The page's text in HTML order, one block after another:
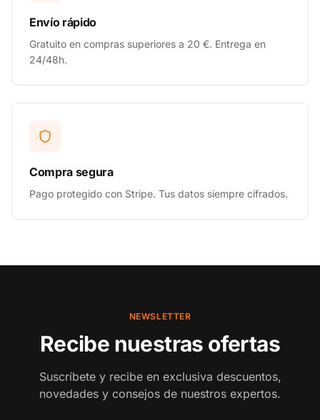
Envío rápido
Gratuito en compras superiores a 20 €. Entrega en
24/48h.
Compra segura
Pago protegido con Stripe. Tus datos siempre cifrados.
NEWSLETTER
Recibe nuestras ofertas
Suscríbete y recibe en exclusiva descuentos,
novedades y consejos de nuestros expertos.